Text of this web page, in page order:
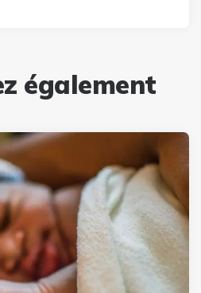
également